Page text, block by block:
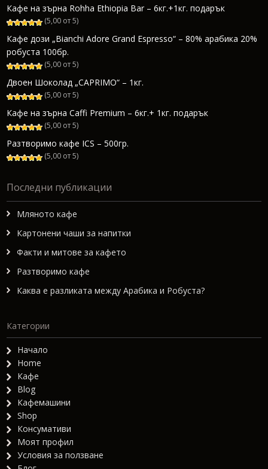
Кафе на зърна Rohha Ethiopia Bar – 6кг.+1кг. подарък
(5,00 от 5)
Кафе дози „Bianchi Adore Grand Espresso“ – 80% арабика 20%
робуста 100бр.
(5,00 от 5)
Двоен Шоколад „CAPRIMO“ – 1кг.
(5,00 от 5)
Кафе на зърна Caffi Premium – 6кг.+ 1кг. подарък
(5,00 от 5)
Разтворимо кафе ICS – 500гр.
(5,00 от 5)
Последни публикации
Мляното кафе
Картонени чаши за напитки
Факти и митове за кафето
Разтворимо кафе
Каква е разликата между Арабика и Робуста?
Категории
Начало
Home
Кафе
Blog
Кафемашини
Shop
Консумативи
Моят профил
Условия за ползване